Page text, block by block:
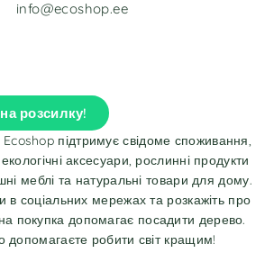
розсилку!
Ecoshop підтримує свідоме споживання,
аксесуари, рослинні продукти
меблі та натуральні товари для дому.
в соціальних мережах та розкажіть про
покупка допомагає посадити дерево.
допомагаєте робити світ кращим!
info@ecoshop.ee